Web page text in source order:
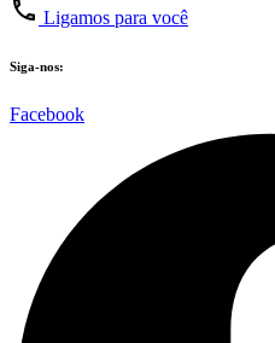
Ligamos para você
Siga-nos:
Facebook